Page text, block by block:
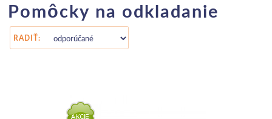
Pomôcky na odkladanie
RADIŤ: